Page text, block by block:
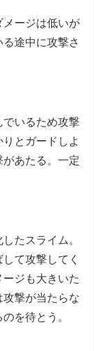
ージは低いが
途中に攻撃さ
いるため攻撃
とガードしよ
があたる。一定
たスライム。
て攻撃してく
ジも大きいた
撃が当たらな
を待とう。